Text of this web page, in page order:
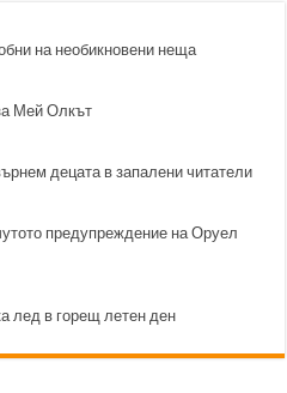
на необикновени неща
Мей Олкът
децата в запалени читатели
предупреждение на Оруел
лед в горещ летен ден